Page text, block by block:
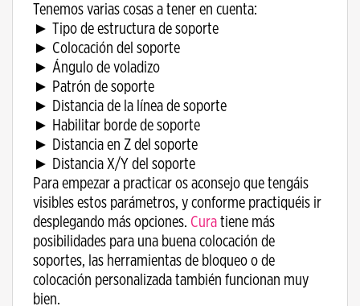
Tenemos varias cosas a tener en cuenta:
► Tipo de estructura de soporte
► Colocación del soporte
► Ángulo de voladizo
► Patrón de soporte
► Distancia de la línea de soporte
► Habilitar borde de soporte
► Distancia en Z del soporte
► Distancia X/Y del soporte
Para empezar a practicar os aconsejo que tengáis
visibles estos parámetros, y conforme practiquéis ir
desplegando más opciones. Cura tiene más
posibilidades para una buena colocación de
soportes, las herramientas de bloqueo o de
colocación personalizada también funcionan muy
bien.